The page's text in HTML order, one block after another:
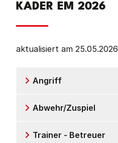
KADER EM 2026
aktualisiert am 25.05.2026
Angriff
Abwehr/Zuspiel
Trainer - Betreuer